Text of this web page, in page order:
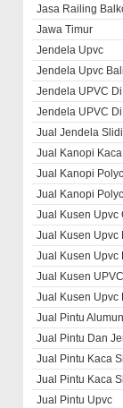
Jasa Railing
Jawa Timur
Jendela Upvc
Jendela Upvc Bali
Jendela UPVC
Jendela UPVC
Jual Jendela
Jual Kanopi
Jual Kanopi
Jual Kanopi
Jual Kusen Upvc
Jual Kusen Upvc
Jual Kusen Upvc
Jual Kusen
Jual Kusen Upvc
Jual Pintu
Jual Pintu Dan
Jual Pintu Kaca
Jual Pintu Kaca
Jual Pintu Upvc